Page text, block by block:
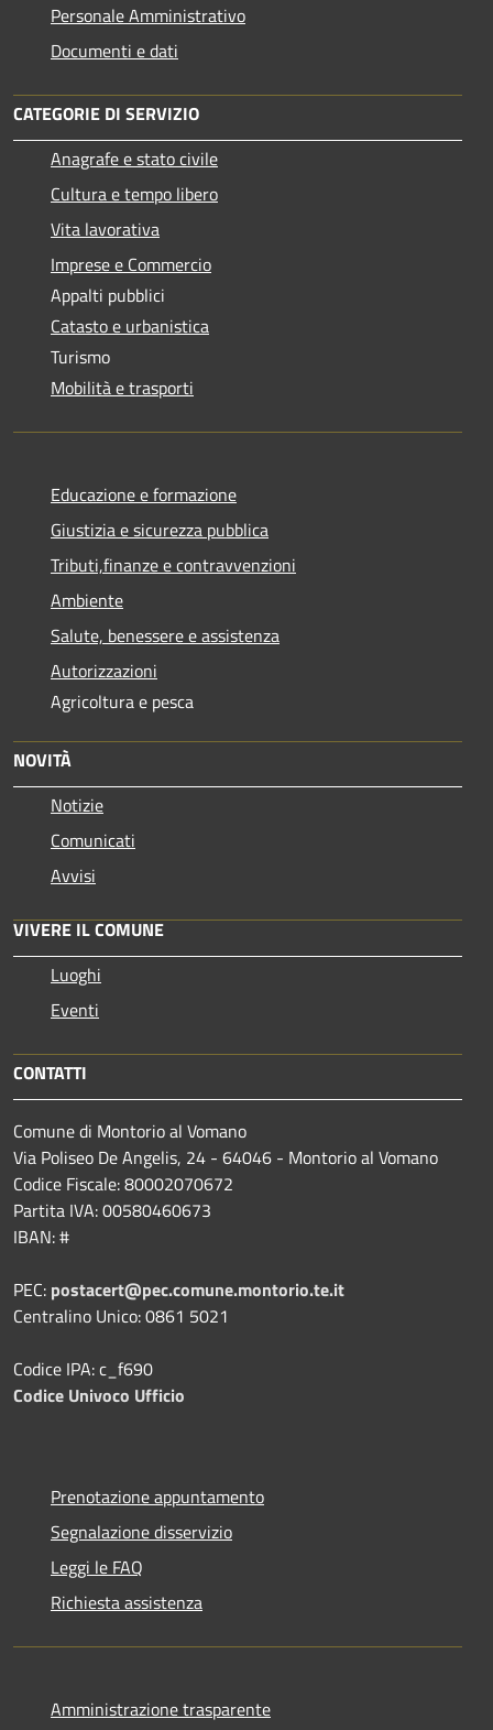
Personale Amministrativo
Documenti e dati
CATEGORIE DI SERVIZIO
Anagrafe e stato civile
Cultura e tempo libero
Vita lavorativa
Imprese e Commercio
Appalti pubblici
Catasto e urbanistica
Turismo
Mobilità e trasporti
Educazione e formazione
Giustizia e sicurezza pubblica
Tributi,finanze e contravvenzioni
Ambiente
Salute, benessere e assistenza
Autorizzazioni
Agricoltura e pesca
NOVITÀ
Notizie
Comunicati
Avvisi
VIVERE IL COMUNE
Luoghi
Eventi
CONTATTI
Comune di Montorio al Vomano
Via Poliseo De Angelis, 24 - 64046 - Montorio al Vomano
Codice Fiscale: 80002070672
Partita IVA: 00580460673
IBAN: #
PEC: postacert@pec.comune.montorio.te.it
Centralino Unico: 0861 5021
Codice IPA: c_f690
Codice Univoco Ufficio
Prenotazione appuntamento
Segnalazione disservizio
Leggi le FAQ
Richiesta assistenza
Amministrazione trasparente